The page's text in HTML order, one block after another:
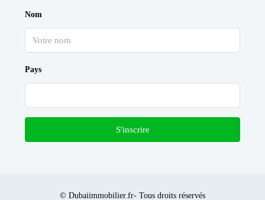
Nom
Pays
S'inscrire
© Dubaiimmobilier.fr- Tous droits réservés